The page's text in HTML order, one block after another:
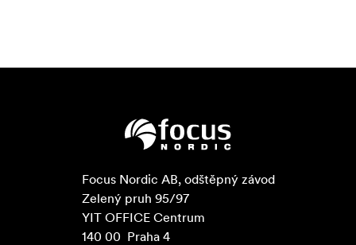
Focus Nordic AB, odštěpný závod
Zelený pruh 95/97
YIT OFFICE Centrum
140 00  Praha 4